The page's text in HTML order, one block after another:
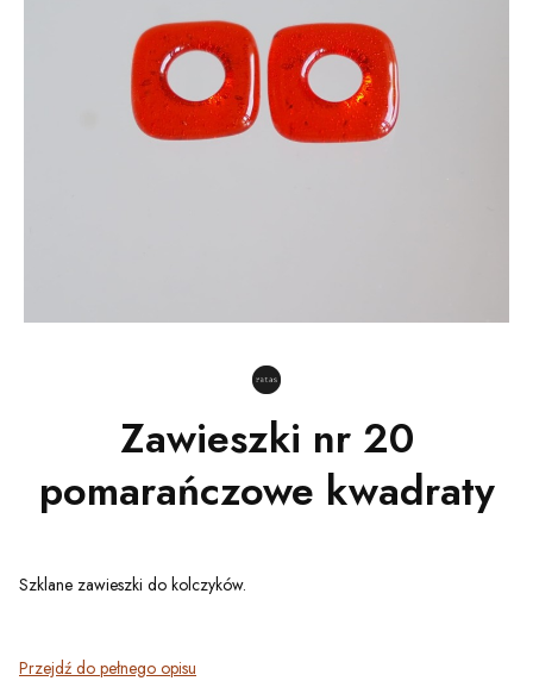
Zawieszki nr 20
pomarańczowe kwadraty
Szklane zawieszki do kolczyków.
Przejdź do pełnego opisu